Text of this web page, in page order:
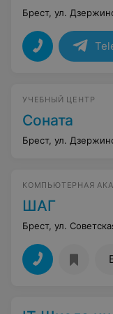
Брест, ул.
УЧЕБНЫЙ ЦЕНТР
Соната
Брест, ул.
КОМПЬЮТЕРНАЯ
ШАГ
Брест, ул.